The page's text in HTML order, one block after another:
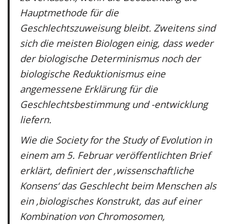
Hauptmethode für die
Geschlechtszuweisung bleibt. Zweitens sind
sich die meisten Biologen einig, dass weder
der biologische Determinismus noch der
biologische Reduktionismus eine
angemessene Erklärung für die
Geschlechtsbestimmung und -entwicklung
liefern.
Wie die Society for the Study of Evolution in
einem am 5. Februar veröffentlichten Brief
erklärt, definiert der ‚wissenschaftliche
Konsens‘ das Geschlecht beim Menschen als
ein ‚biologisches Konstrukt, das auf einer
Kombination von Chromosomen,